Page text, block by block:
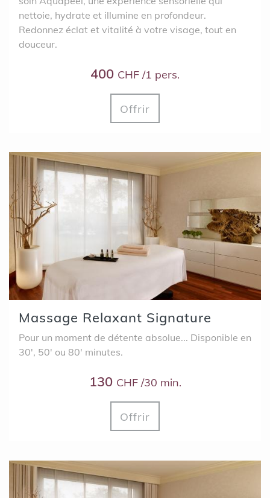
nettoie, hydrate et illumine en profondeur.
Redonnez éclat et vitalité à votre visage, tout en
douceur.
400 CHF /1 pers.
Offrir
Massage Relaxant Signature
Pour un moment de détente absolue... Disponible en
30', 50' ou 80' minutes.
130 CHF /30 min.
Offrir